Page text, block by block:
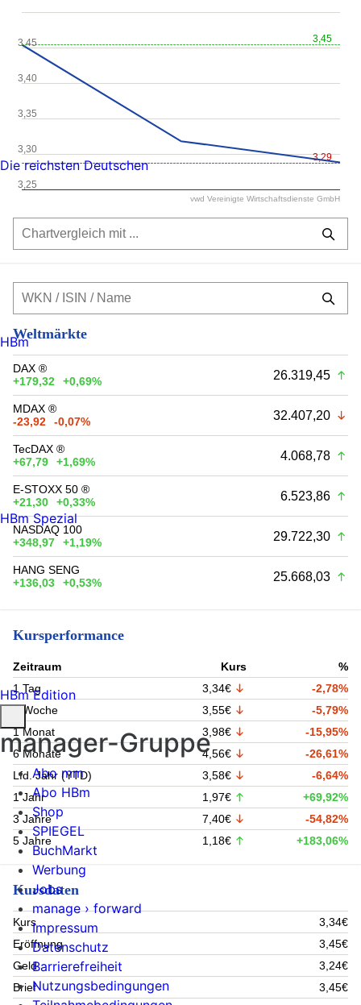
3,45
3,29
3,25
3,30
3,35
3,40
3,45
vwd Vereinigte Wirtschaftsdienste GmbH
Weltmärkte
DAX ®
+179,32
+0,69% 26.319,45
MDAX ®
-23,92
-0,07% 32.407,20
TecDAX ®
+67,79
+1,69% 4.068,78
E-STOXX 50 ®
+21,30
+0,33% 6.523,86
NASDAQ 100
+348,97
+1,19% 29.722,30
HANG SENG
+136,03
+0,53% 25.668,03
Kursperformance
Zeitraum Kurs
%
1 Tag
3,34€
-2,78%
1 Woche
3,55€
-5,79%
1 Monat
3,98€
-15,95%
6 Monate
4,56€
-26,61%
Lfd. Jahr (YTD)
3,58€
-6,64%
1 Jahr
1,97€
+69,92%
3 Jahre
7,40€
-54,82%
5 Jahre
1,18€ +183,06%
Kursdaten
Kurs
3,34€
Eröffnung
3,45€
Geld
3,24€
Brief
3,45€
Die reichsten Deutschen
HBm
HBm Spezial
HBm Edition
manager-Gruppe
Abo mm
Abo HBm
Shop
SPIEGEL
BuchMarkt
Werbung
Jobs
manage › forward
Impressum
Datenschutz
Barrierefreiheit
Nutzungsbedingungen